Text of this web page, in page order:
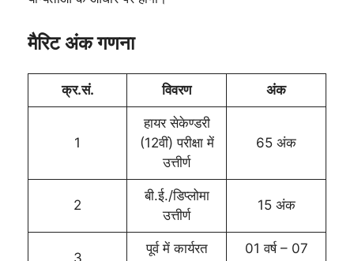
मैरिट अंक गणना
क्र.सं. विवरण अंक
1
हायर सेकेण्डरी
(12वीं) परीक्षा में
उत्तीर्ण
65 अंक
2
बी.ई./डिप्लोमा
उत्तीर्ण
15 अंक
3
पूर्व में कार्यरत
01 वर्ष – 07